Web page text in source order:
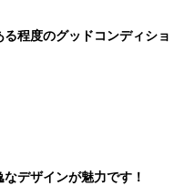
程度のグッドコンディショ
デザインが魅力です！